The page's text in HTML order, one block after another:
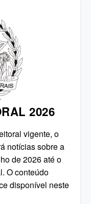
2026
vigente, o
notícias sobre a
de 2026 até o
O conteúdo
disponível neste